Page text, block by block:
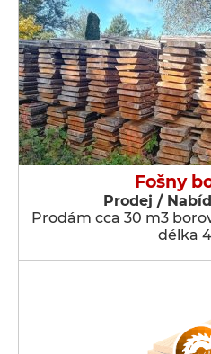
Fošny
Prodej /
Prodám cca 30 m3
délka